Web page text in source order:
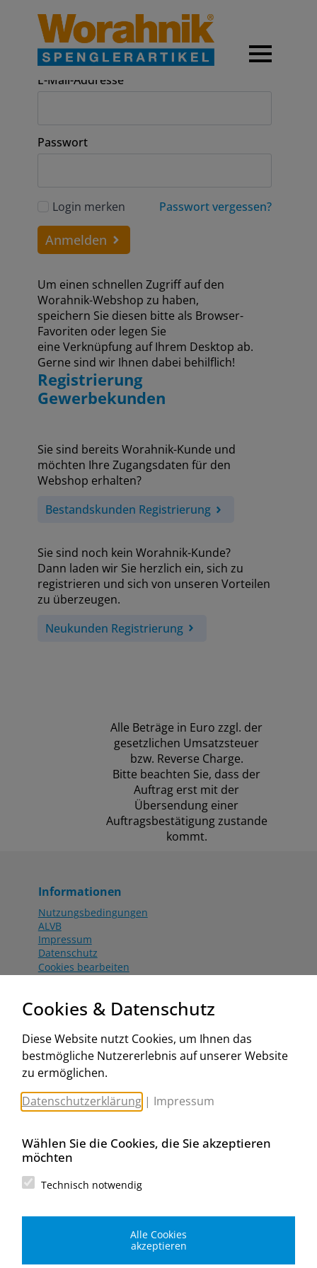
Anmeldung
E-Mail-Addresse
Passwort
Login merken Passwort vergessen?
Anmelden
Um einen schnellen Zugriff auf den
Worahnik-Webshop zu haben,
speichern Sie diesen bitte als Browser-
Favoriten oder legen Sie
eine Verknüpfung auf Ihrem Desktop ab.
Gerne sind wir Ihnen dabei behilflich!
Registrierung
Gewerbekunden
Sie sind bereits Worahnik-Kunde und
möchten Ihre Zugangsdaten für den
Webshop erhalten?
Bestandskunden Registrierung
Sie sind noch kein Worahnik-Kunde?
Dann laden wir Sie herzlich ein, sich zu
registrieren und sich von unseren Vorteilen
zu überzeugen.
Neukunden Registrierung
Alle Beträge in Euro zzgl. der
gesetzlichen Umsatzsteuer
bzw. Reverse Charge.
Bitte beachten Sie, dass der
Auftrag erst mit der
Übersendung einer
Auftragsbestätigung zustande
kommt.
Informationen
Nutzungsbedingungen
ALVB
Impressum
Datenschutz
Cookies bearbeiten
Aktionsbedingungen
www.worahnik.at
Zentrale Köttlach
Michael Worahnik GmbH
Spenglerartikel
Industriestraße 90, Köttlach
Filiale Wien
Spenglerartikel
Cookies & Datenschutz
Diese Website nutzt Cookies, um Ihnen das
bestmögliche Nutzererlebnis auf unserer Website
zu ermöglichen.
Datenschutzerklärung | Impressum
Wählen Sie die Cookies, die Sie akzeptieren
möchten
Technisch notwendig
Alle Cookies
akzeptieren